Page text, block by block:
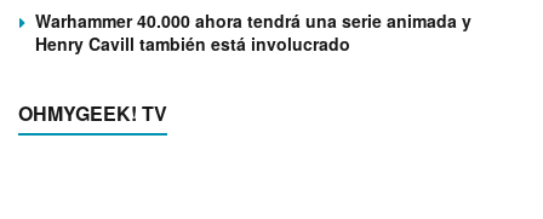
Warhammer 40.000 ahora tendrá una serie animada y
Henry Cavill también está involucrado
OHMYGEEK! TV